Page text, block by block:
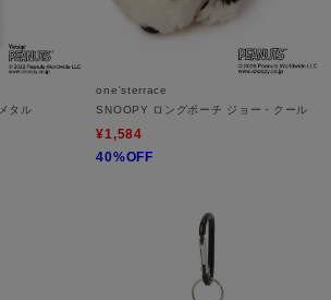
タル
one'sterrace
SNOOPY ロングポーチ ジョー・クール
¥1,584
40%OFF